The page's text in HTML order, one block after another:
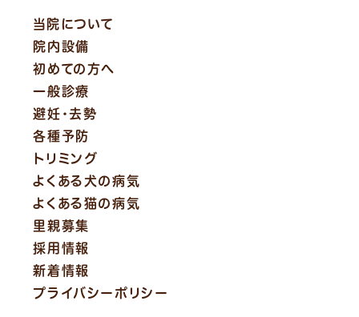
当院について
院内設備
初めての方へ
一般診療
避妊・去勢
各種予防
トリミング
よくある犬の病気
よくある猫の病気
里親募集
採用情報
新着情報
プライバシーポリシー